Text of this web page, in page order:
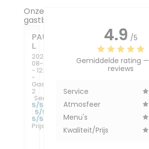
Onze
gastbeoordelingen
PAUTOU
L
2026-
08-05
- 12:30
-
Gasten
2
Service
5/5 Atmosfeer
: 5/5
5/5 Kwaliteit /
Prijs
4.9 /5
Gemiddelde rating —
reviews
Service
Atmosfeer
Menu's
Kwaliteit/Prijs